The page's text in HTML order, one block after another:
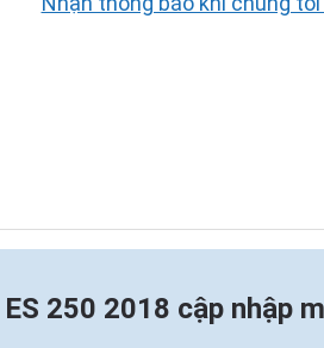
250 2018 cập nhập